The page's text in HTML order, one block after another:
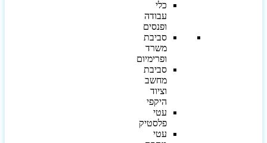
כלי
עבודה
ופנסים
סביבת
משרד
ופרימיום
סביבת
מחשב
וציוד
היקפי
עטי
פלסטיק
עטי